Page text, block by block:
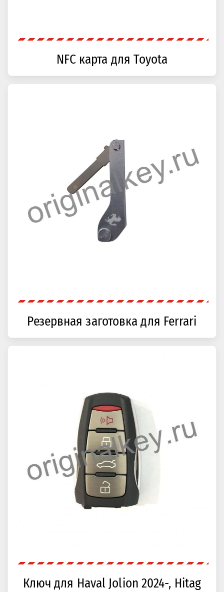
NFC карта для Toyota
Резервная заготовка для Ferrari
Ключ для Haval Jolion 2024-, Hitag